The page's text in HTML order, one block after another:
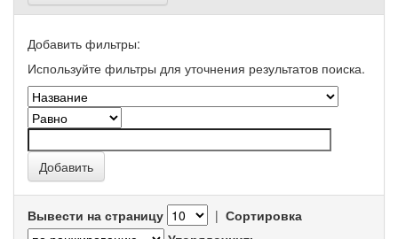
Добавить фильтры:
Используйте фильтры для уточнения результатов поиска.
Вывести на страницу | Сортировка